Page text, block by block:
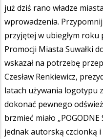
już dziś rano władze
wprowadzenia.
przyjętej w ubiegłym roku
Promocji Miasta Suwałki
wskazał na potrzebę
Czesław Renkiewicz,
latach używania logotypu
dokonać pewnego
brzmieć miało
jednak autorską czcionką